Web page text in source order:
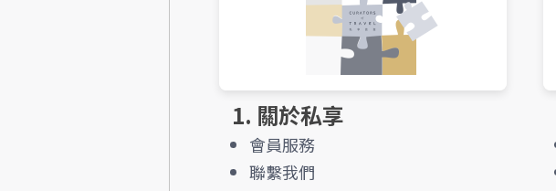
1. 關於私享
會員服務
聯繫我們